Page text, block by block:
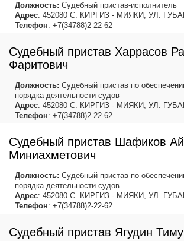
Должность: Судебный пристав-исполнитель
Адрес: 452080 С. КИРГИЗ - МИЯКИ, УЛ.
Телефон: +7(34788)2-22-62
Судебный пристав Харрасов
Фаритович
Должность: Судебный пристав по
порядка деятельности судов
Адрес: 452080 С. КИРГИЗ - МИЯКИ, УЛ.
Телефон: +7(34788)2-22-62
Судебный пристав Шафиков
Миниахметович
Должность: Судебный пристав по
порядка деятельности судов
Адрес: 452080 С. КИРГИЗ - МИЯКИ, УЛ.
Телефон: +7(34788)2-22-62
Судебный пристав Ягудин